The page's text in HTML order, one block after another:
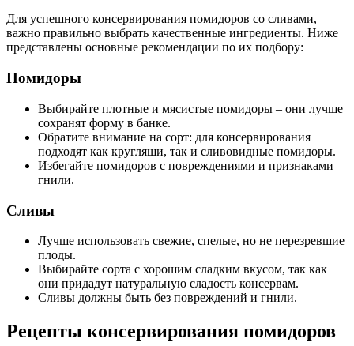
Для успешного консервирования помидоров со сливами,
важно правильно выбрать качественные ингредиенты. Ниже
представлены основные рекомендации по их подбору:
Помидоры
Выбирайте плотные и мясистые помидоры – они лучше
сохранят форму в банке.
Обратите внимание на сорт: для консервирования
подходят как кругляши, так и сливовидные помидоры.
Избегайте помидоров с повреждениями и признаками
гнили.
Сливы
Лучше использовать свежие, спелые, но не перезревшие
плоды.
Выбирайте сорта с хорошим сладким вкусом, так как
они придадут натуральную сладость консервам.
Сливы должны быть без повреждений и гнили.
Рецепты консервирования помидоров